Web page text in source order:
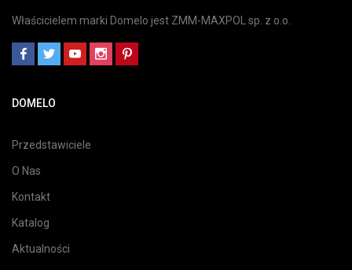
Właścicielem marki Domelo jest ZMM-MAXPOL sp. z o.o.
DOMELO
Przedstawiciele
O Nas
Kontakt
Katalog
Aktualności